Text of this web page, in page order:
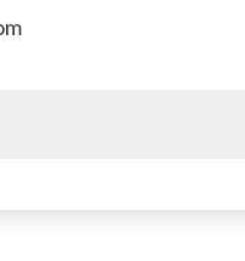
Komirić, Konjic, Konjuša,